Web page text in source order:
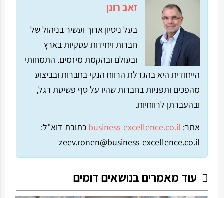
זאב רונן
בעל ניסיון ארוך ועשיר בניהול של
חברות ויחידות עסקיות בארץ
ובעולם ובהקמת מיזמים. התמחותי
הייחודית היא בהגדלת הרווח הנקי בחברות ובביצוע
מהפכים ותפניות בחברות שהיו על סף פשיטת רגל,
ובהעברתן לרווחיות.
אתר: business-excellence.co.il כתובת דוא"ל:
zeev.ronen@business-excellence.co.il
עוד מאמרים בנושאים דומים